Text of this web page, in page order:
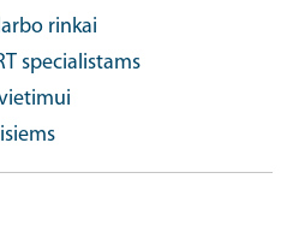
rinkai
specialistams